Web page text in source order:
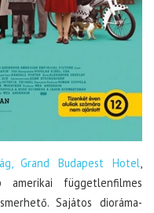
Grand Budapest Hotel
függetlenfilmes
Sajátos dioráma-